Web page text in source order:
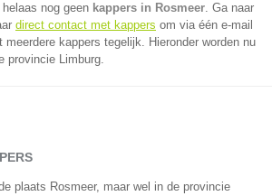
nog geen kappers in Rosmeer. Ga naar
direct contact met kappers om via één e-mail
kappers tegelijk. Hieronder worden nu
provincie Limburg.
plaats Rosmeer, maar wel in de provincie